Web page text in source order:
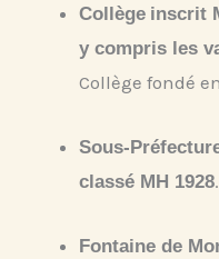
Collège inscrit
y compris les
Collège fondé
Sous-
classé MH 1928
Fontaine de